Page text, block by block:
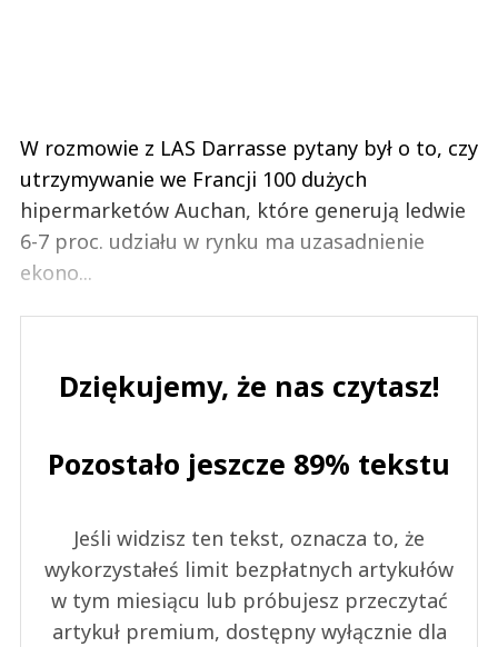
W rozmowie z LAS Darrasse pytany był o to, czy
utrzymywanie we Francji 100 dużych
hipermarketów Auchan, które generują ledwie
6-7 proc. udziału w rynku ma uzasadnienie
ekono...
Dziękujemy, że nas czytasz!
Pozostało jeszcze 89% tekstu
Jeśli widzisz ten tekst, oznacza to, że
wykorzystałeś limit bezpłatnych artykułów
w tym miesiącu lub próbujesz przeczytać
artykuł premium, dostępny wyłącznie dla